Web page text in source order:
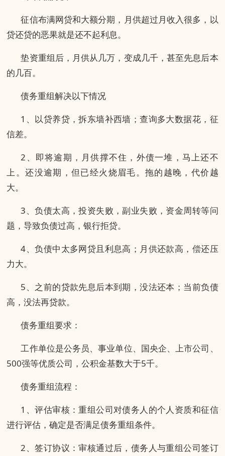
征信布满网贷和大额分期，月供超过月收入很多，以
贷还贷的恶果就是还不起利息。
垫资重组后，月供从几万，变成几千，甚至先息后本
的几百。
债务重组解决以下情况
1、以贷养贷，拆东墙补西墙；查询多大数据花，征
信差。
2、即将逾期，月供撑不住，外债一堆，马上还不
上。还没逾期，但已经火烧眉毛。拖的越晚，代价越
大。
3、负债太高，投资失败，副业失败，资金周转等问
题，导致负债过高，银行拒贷。
4、负债中太多网贷且利息高；月供还款高，偿还压
力大。
5、之前的贷款先息后本到期，没法还本；当前负债
高，没法再贷款。
债务重组要求：
工作单位是公务员、事业单位、国央企、上市公司、
500强等优质公司，公积金基数大于5千。
债务重组流程：
1、评估审核：重组公司对债务人的个人资质和征信
进行评估，确定是否满足债务重组条件。
2、签订协议：审核通过后，债务人与重组公司签订